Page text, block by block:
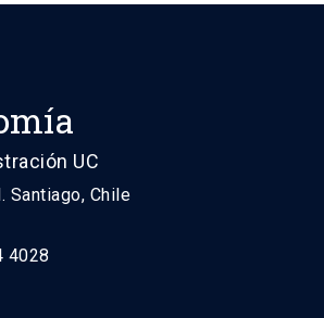
UC
Santiago, Chile
4028